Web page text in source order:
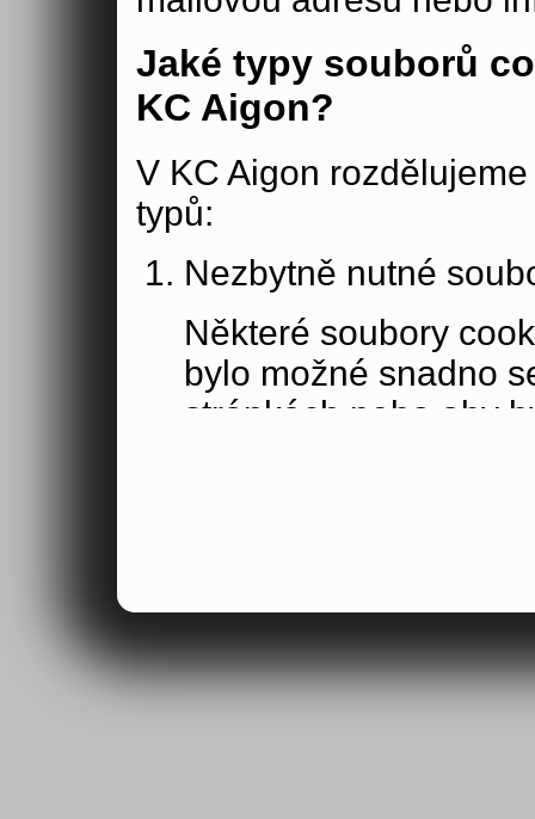
Jaké typy souborů
KC Aigon?
V KC Aigon
typů:
Nezbytně nutné
Některé soubory
bylo možné snadno
stránkách nebo aby
Výkonové soubory
tom, jak používáte